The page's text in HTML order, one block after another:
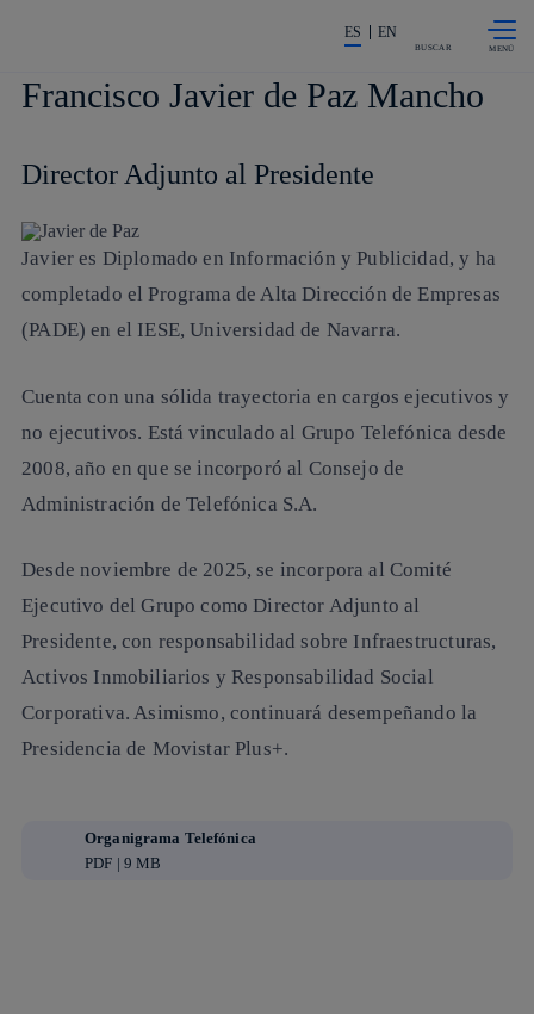
La acción en accionistas e
ES EN
BUSCAR
Francisco Javier de Paz Mancho
Director Adjunto al Presidente
Javier es Diplomado en Información y Publicidad, y ha
completado el Programa de Alta Dirección de Empresas
(PADE) en el IESE, Universidad de Navarra.
Cuenta con una sólida trayectoria en cargos ejecutivos y
no ejecutivos. Está vinculado al Grupo Telefónica desde
2008, año en que se incorporó al Consejo de
Administración de Telefónica S.A.
Desde noviembre de 2025, se incorpora al Comité
Ejecutivo del Grupo como Director Adjunto al
Presidente, con responsabilidad sobre Infraestructuras,
Activos Inmobiliarios y Responsabilidad Social
Corporativa. Asimismo, continuará desempeñando la
Presidencia de Movistar Plus+.
Organigrama Telefónica
PDF | 9 MB